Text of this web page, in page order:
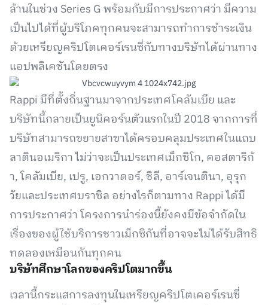
ล้านในช่วง Series G พร้อมกับมีการประกาศว่า มีความ
เป็นไปได้ที่ผู้บริโภคทุกคนจะสามารถทำการชำระเงิน
ด้วยเหรียญคริปโตเคอร์เรนซี่กับทางบริษัทได้ผ่านทาง
แอปพลิเคชันโดยตรง
Rappi มีที่ตั้งถิ่นฐานมาจากประเทศโคลัมเบีย และ
บริษัทนี้กลายเป็นยูนิคอร์นตัวแรกในปี 2018 จากการที่
บริษัทสามารถขยายสาขาได้ครอบคลุมประเทศในแถบ
ลาตินอเมริกา ไม่ว่าจะเป็นประเทศเม็กซิโก, คอสตาริก้
า, โคลัมเบีย, เปรู, เอกวาดอร์, ชิลี, อาร์เจนตินา, อุรุก
วัยและประเทศบราซิล อย่างไรก็ตามทาง Rappi ได้มี
การประกาศว่า โครงการนำร่องนี้ยังคงมีข้อจำกัดใน
เรื่องของผู้ใช้บริการชาวเม็กซิกันที่อาจจะไม่ได้รับสิทธิ
ทดลองเหมือนกันทุกคน
บริษัทศึกษาโลกของคริปโตมากขึ้น
เวลานี้กระแสการลงทุนในเหรียญคริปโตเคอร์เรนซี่